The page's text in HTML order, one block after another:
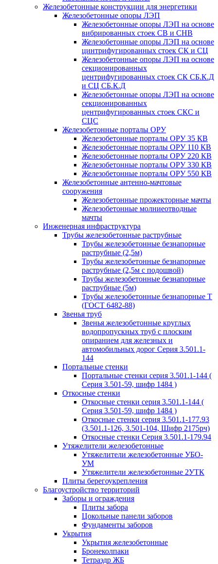
Железобетонные конструкции для энергетики
Железобетонные опоры ЛЭП
Железобетонные опоры ЛЭП на основе
вибрированных стоек СВ и СНВ
Железобетонные опоры ЛЭП на основе
цинтрифугированных стоек СК и СЦ
Железобетонные опоры ЛЭП на основе
секционированных
центрифугированных стоек СК СБ.К.Д
и СЦ СБ.К.Д
Железобетонные опоры ЛЭП на основе
секционированных
центрифугированных стоек СКС и
СЦС
Железобетонные порталы ОРУ
Железобетонные порталы ОРУ 35 КВ
Железобетонные порталы ОРУ 110 КВ
Железобетонные порталы ОРУ 220 КВ
Железобетонные порталы ОРУ 330 КВ
Железобетонные порталы ОРУ 550 КВ
Железобетонные антенно-мачтовые
сооружения
Железобетонные прожекторные мачты
Железобетонные молниеотводные
мачты
Инженерная инфраструктура
Трубы железобетонные раструбные
Трубы железобетонные безнапорные
раструбные (2,5м)
Трубы железобетонные безнапорные
раструбные (2,5м с подошвой)
Трубы железобетонные безнапорные
раструбные (5м)
Трубы железобетонные безнапорные Т
(ГОСТ 6482-88)
Звенья труб
Звенья железобетонные круглых
водопропускных труб с плоским
опиранием для железных и
автомобильных дорог Серия 3.501.1-
144
Портальные стенки
Портальные стенки серия 3.501.1-144 (
Серия 3.501-59, шифр 1484 )
Откосные стенки
Откосные стенки серия 3.501.1-144 (
Серия 3.501-59, шифр 1484 )
Откосные стенки серия 3.501.1-177.93
(3.501.1-126, 3.501-104, Шифр 2175рч)
Откосные стенки Серия 3.501.1-179.94
Утяжелители железобетонные
Утяжелители железобетонные УБО-
УМ
Утяжелители железобетонные 2УТК
Плиты берегоукрепления
Благоустройство территорий
Заборы и ограждения
Плиты забора
Цокольные панели заборов
Фундаменты заборов
Укрытия
Укрытия железобетонные
Бронеколпаки
Тетраэдр ЖБ